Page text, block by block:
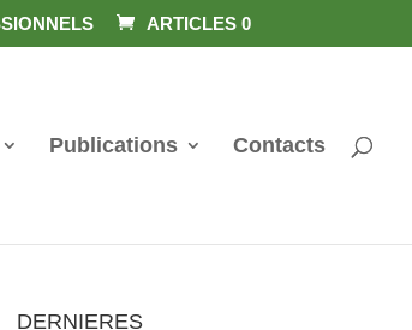
ARTICLES 0
Publications Contacts
DERNIERES